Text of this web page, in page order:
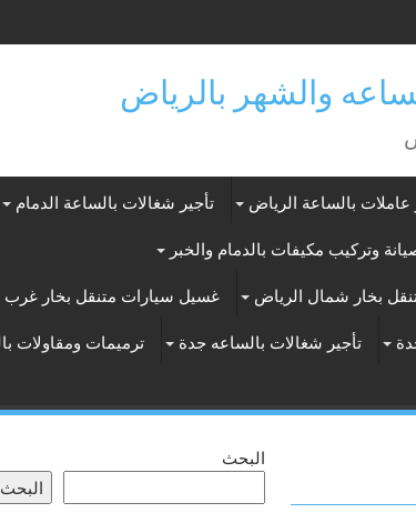
عاملات بالساعة الرياض تأجير شغالات بالساعة الدمام
وتركيب مكيفات بالدمام والخبر
بخار شمال الرياض غسيل سيارات متنقل بخار غرب
تأجير شغالات بالساعه جدة ترميمات ومقاولات
البحث
البحث